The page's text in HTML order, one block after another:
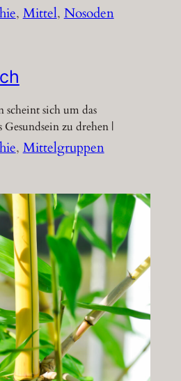
, Mittel, Nosoden
scheint sich um das
zu drehen |
, Mittelgruppen